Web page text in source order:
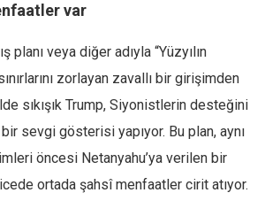
var
planı veya diğer adıyla “Yüzyılın
zorlayan zavallı bir girişimden
sıkışık Trump, Siyonistlerin desteğini
sevgi gösterisi yapıyor. Bu plan, aynı
öncesi Netanyahu’ya verilen bir
ortada şahsî menfaatler cirit atıyor.